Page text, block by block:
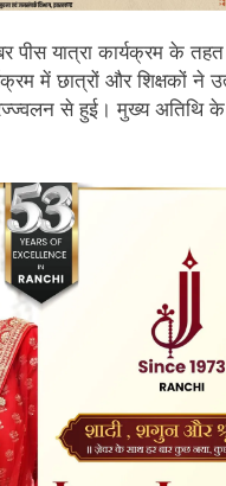
पीस यात्रा कार्यक्रम के तहत
में छात्रों और शिक्षकों ने
से हुई। मुख्य अतिथि